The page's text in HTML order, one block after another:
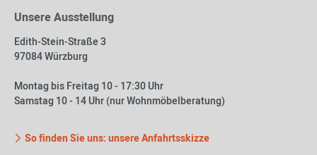
Unsere Ausstellung
Edith-Stein-Straße 3
97084 Würzburg
Montag bis Freitag 10 - 17:30 Uhr
Samstag 10 - 14 Uhr (nur Wohnmöbelberatung)
So finden Sie uns: unsere Anfahrtsskizze